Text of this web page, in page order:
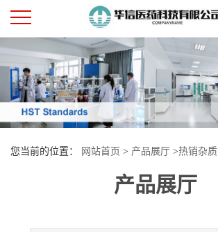
公
司
首
页
司
您当前的位置： 网站首页 > 产品展厅 >热销杂质
产品展厅